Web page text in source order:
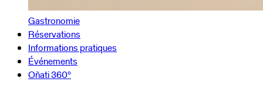
Gastronomie
Réservations
Informations pratiques
Événements
Oñati 360º